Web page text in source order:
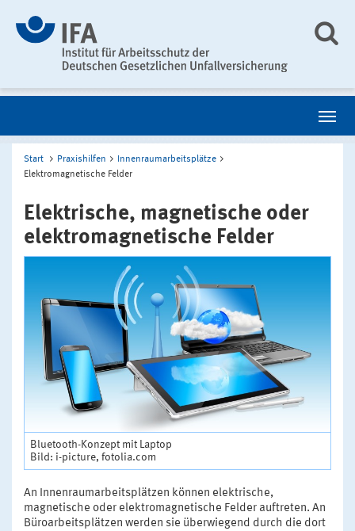
Start Praxishilfen
Innenraumarbeitsplätze
Elektromagnetische Felder
Elektrische, magnetische oder
elektromagnetische Felder
Bluetooth-Konzept mit Laptop
Bild: i-picture, fotolia.com
An Innenraumarbeitsplätzen können elektrische,
magnetische oder elektromagnetische Felder auftreten. An
Büroarbeitsplätzen werden sie überwiegend durch die dort